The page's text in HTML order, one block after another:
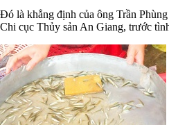
Đó là khẳng định của ông Trần
Chi cục Thủy sản An Giang, trước